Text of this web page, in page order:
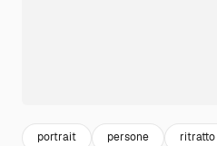
portrait persone ritratto